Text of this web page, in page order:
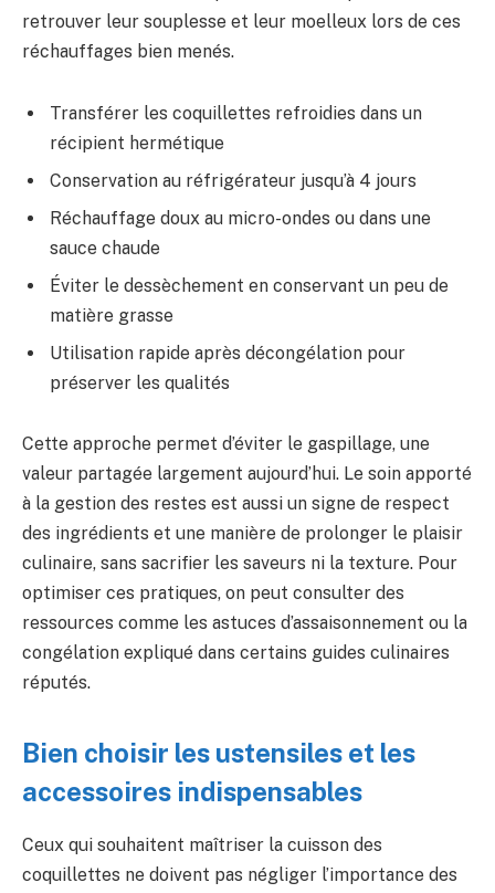
retrouver leur souplesse et leur moelleux lors de ces
réchauffages bien menés.
Transférer les coquillettes refroidies dans un
récipient hermétique
Conservation au réfrigérateur jusqu’à 4 jours
Réchauffage doux au micro-ondes ou dans une
sauce chaude
Éviter le dessèchement en conservant un peu de
matière grasse
Utilisation rapide après décongélation pour
préserver les qualités
Cette approche permet d’éviter le gaspillage, une
valeur partagée largement aujourd’hui. Le soin apporté
à la gestion des restes est aussi un signe de respect
des ingrédients et une manière de prolonger le plaisir
culinaire, sans sacrifier les saveurs ni la texture. Pour
optimiser ces pratiques, on peut consulter des
ressources comme les astuces d’assaisonnement ou la
congélation expliqué dans certains guides culinaires
réputés.
Bien choisir les ustensiles et les
accessoires indispensables
Ceux qui souhaitent maîtriser la cuisson des
coquillettes ne doivent pas négliger l’importance des